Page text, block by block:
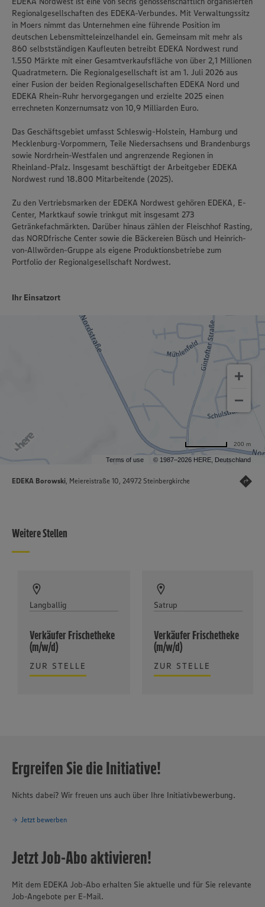
Regionalgesellschaften des EDEKA-Verbundes. Mit Verwaltungssitz
in Moers nimmt das Unternehmen eine führende Position im
deutschen Lebensmitteleinzelhandel ein. Gemeinsam mit mehr als
860 selbstständigen Kaufleuten betreibt EDEKA Nordwest rund
1.550 Märkte mit einer Gesamtverkaufsfläche von über 2,1 Millionen
Quadratmetern. Die Regionalgesellschaft ist am 1. Juli 2026 aus
einer Fusion der beiden Regionalgesellschaften EDEKA Nord und
EDEKA Rhein-Ruhr hervorgegangen und erzielte 2025 einen
errechneten Konzernumsatz von 10,9 Milliarden Euro.
Das Geschäftsgebiet umfasst Schleswig-Holstein, Hamburg und
Mecklenburg-Vorpommern, Teile Niedersachsens und Brandenburgs
sowie Nordrhein-Westfalen und angrenzende Regionen in
Rheinland-Pfalz. Insgesamt beschäftigt der Arbeitgeber EDEKA
Nordwest rund 18.800 Mitarbeitende (2025).
Zu den Vertriebsmarken der EDEKA Nordwest gehören EDEKA, E-
Center, Marktkauf sowie trinkgut mit insgesamt 273
Getränkefachmärkten. Darüber hinaus zählen der Fleischhof Rasting,
das NORDfrische Center sowie die Bäckereien Büsch und Heinrich-
von-Allwörden-Gruppe als eigene Produktionsbetriebe zum
Portfolio der Regionalgesellschaft Nordwest.
Ihr Einsatzort
Terms of use © 1987–2026 HERE, Deutschland
200 m
EDEKA Borowski, Meiereistraße 10, 24972 Steinbergkirche
Weitere Stellen
Langballig
Verkäufer Frischetheke
(m/w/d)
ZUR STELLE
Satrup
Verkäufer Frischetheke
(m/w/d)
ZUR STELLE
Ergreifen Sie die Initiative!
Nichts dabei? Wir freuen uns auch über Ihre Initiativbewerbung.
Jetzt bewerben
Jetzt Job-Abo aktivieren!
Mit dem EDEKA Job-Abo erhalten Sie aktuelle und für Sie relevante
Job-Angebote per E-Mail.